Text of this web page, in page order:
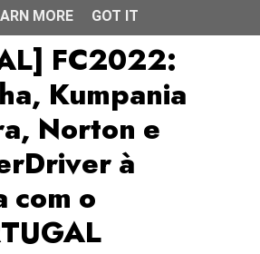
Bicha FC2022
FC2022:
Kumpania
Norton e
à
com o
MORE
GOT IT